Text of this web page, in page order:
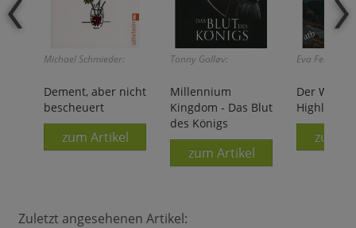
Michael Schmieder:
Dement, aber nicht
bescheuert
zum Artikel
Tonny Golløv:
Millennium
Kingdom - Das Blut
des Königs
zum Artikel
Eva Fellner:
Der Weg
zum
Zuletzt angesehenen Artikel: